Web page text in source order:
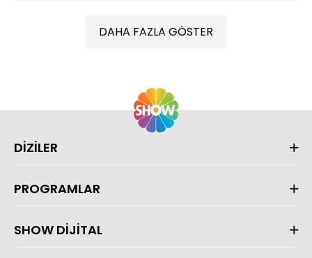
DAHA FAZLA GÖSTER
DİZİLER
PROGRAMLAR
SHOW DİJİTAL